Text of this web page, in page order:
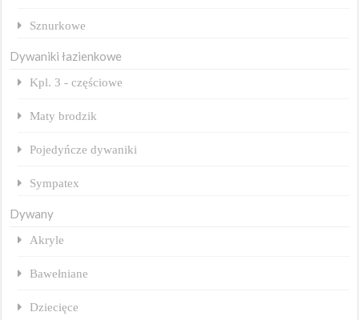
Sznurkowe
Dywaniki łazienkowe
Kpl. 3 - częściowe
Maty brodzik
Pojedyńcze dywaniki
Sympatex
Dywany
Akryle
Bawełniane
Dziecięce